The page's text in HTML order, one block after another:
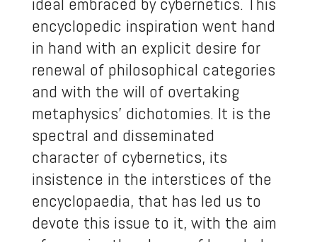
encyclopedic inspiration went hand
in hand with an explicit desire for
renewal of philosophical categories
and with the will of overtaking
metaphysics’ dichotomies. It is the
spectral and disseminated
character of cybernetics, its
insistence in the interstices of the
encyclopaedia, that has led us to
devote this issue to it, with the aim